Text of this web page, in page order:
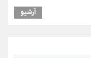
آرشیو